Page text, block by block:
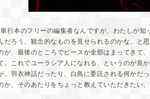
単行本のフリーの編集者なんですが、わたしが
だろう、観念的なものを見せられるのかな、と
が、最後のところでピースが全部はまってきて
。これでユーラシア人になれる、というのが良
、羽衣神話だったり、白鳥に委託される何かだ
か、そのあたりをちょっと教えていただきたい。